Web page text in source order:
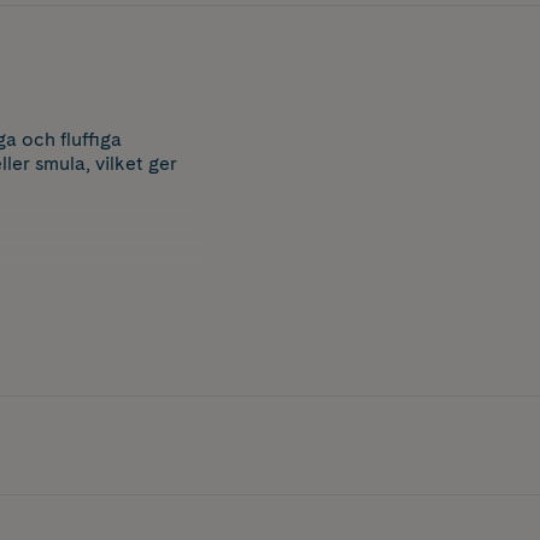
och fluffiga
smula, vilket ger